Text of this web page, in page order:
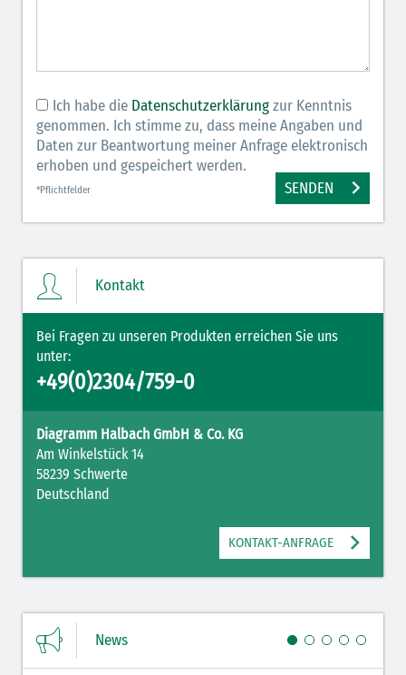
Ich habe die Datenschutzerklärungzur Kenntnis
genommen. Ich stimme zu, dass meine Angaben und
Daten zur Beantwortung meiner Anfrage elektronisch
erhoben und gespeichert werden.
*Pflichtfelder SENDEN
Kontakt
Bei Fragen zu unseren Produkten erreichen Sie uns
unter:
+49(0)2304/759-0
Diagramm Halbach GmbH & Co. KG
Am Winkelstück 14
58239 Schwerte
Deutschland
KONTAKT-ANFRAGE
News